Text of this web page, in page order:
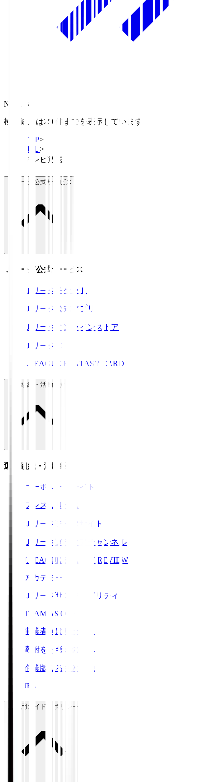
NHK BS
検索結果は250件までを表示しています
TOP>
Ｊ１ >
テレビ放送
Ｊリーグ公式サービス
Ｊリーグ公式サービス
Ｊリーグチケット
Ｊリーグ公式アプリ
Ｊリーグオンラインストア
ＪリーグID
J.LEAGUE FANTASY CARD
運営組織・活動紹介
運営組織・活動紹介
コーポレートサイト
プレスリリース
Ｊリーグデータサイト
Ｊリーグメディアチャンネル
J.LEAGUE SEASON REVIEW
アカデミー
Ｊリーグサステナビリティ
TEAM AS ONE
事業者向けサービス
寄附をお考えの方へ
企業版ふるさと納税
JFA
ご利用ガイド・ポリシー